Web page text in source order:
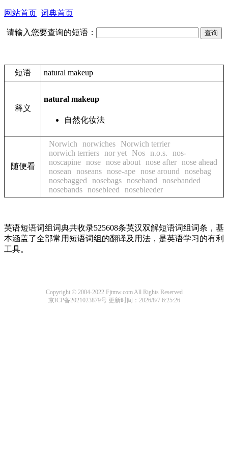
网站首页 词典首页
请输入您要查询的短语：
短语 natural makeup
释义
natural makeup
自然化妆法
随便看
Norwich norwiches
Norwich terrier
norwich terriers
nor yet Nos n.o.s.
nos-
noscapine
nose nose about nose after
nose ahead
nosean
noseans nose-ape nose around
nosebag
nosebagged
nosebags noseband
nosebanded
nosebands
nosebleed nosebleeder
英语短语词组词典共收录525608条英汉双解短语词组词条，基
本涵盖了全部常用短语词组的翻译及用法，是英语学习的有利
工具。
Copyright © 2004-2022 Fjtmw.com All Rights Reserved
京ICP备2021023879号 更新时间：2026/8/7 6:25:26